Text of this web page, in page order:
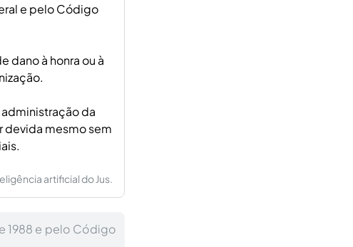
e pelo Código
dano à honra ou à
da
devida mesmo sem
artificial do Jus.
1988 e pelo Código